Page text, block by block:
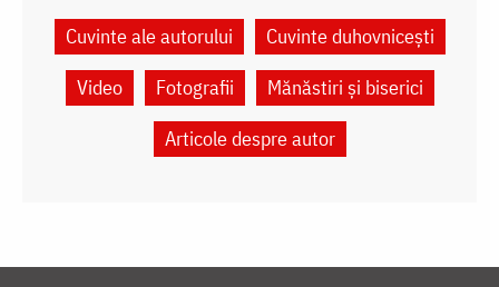
Cuvinte ale autorului
Cuvinte duhovnicești
Video
Fotografii
Mănăstiri și biserici
Articole despre autor